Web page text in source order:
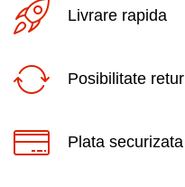
Livrare rapida
Posibilitate retur
Plata securizata